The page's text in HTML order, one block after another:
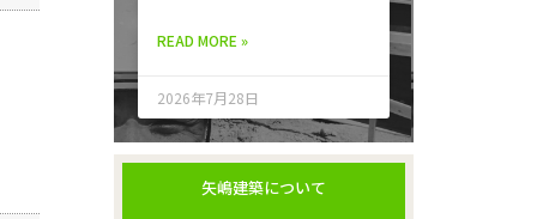
READ MORE »
2026年7月28日
矢嶋建築について